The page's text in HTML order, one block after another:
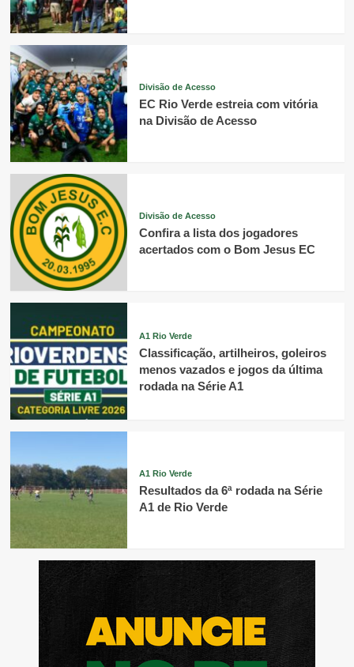
Divisão de Acesso
EC Rio Verde estreia com vitória
na Divisão de Acesso
Divisão de Acesso
Confira a lista dos jogadores
acertados com o Bom Jesus EC
A1 Rio Verde
Classificação, artilheiros, goleiros
menos vazados e jogos da última
rodada na Série A1
A1 Rio Verde
Resultados da 6ª rodada na Série
A1 de Rio Verde